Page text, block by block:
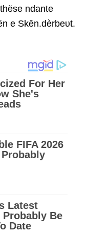
ndante
e Skēn.dèrbeυt.